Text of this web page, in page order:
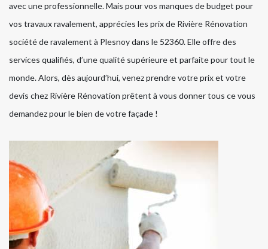
avec une professionnelle. Mais pour vos manques de budget pour
vos travaux ravalement, apprécies les prix de Rivière Rénovation
société de ravalement à Plesnoy dans le 52360. Elle offre des
services qualifiés, d’une qualité supérieure et parfaite pour tout le
monde. Alors, dès aujourd’hui, venez prendre votre prix et votre
devis chez Rivière Rénovation prêtent à vous donner tous ce vous
demandez pour le bien de votre façade !